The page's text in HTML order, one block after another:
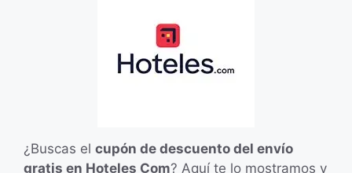
¿Buscas el cupón de descuento del envío
gratis en Hoteles Com? Aquí te lo mostramos y